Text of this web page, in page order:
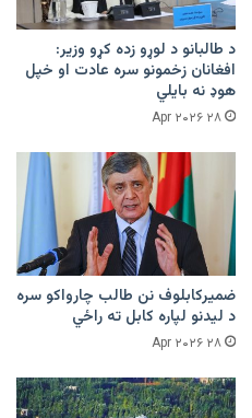
د طالبانو د لوړو زده کړو وزیر:
افغانان زخمونو سره عادت او خپل
هوډ نه بایلي
۲۸ Apr ۲۰۲۶
ضمیرکابلوف نن طالب چارواکو سره
د لیدنو لپاره کابل ته راځي
۲۸ Apr ۲۰۲۶